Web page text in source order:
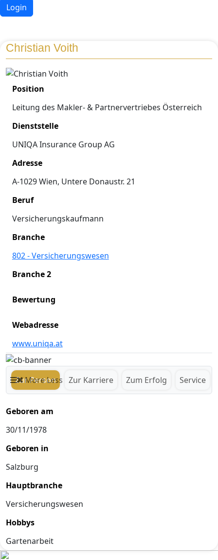
Login
Christian Voith
Position
Leitung des Makler- & Partnervertriebes Österreich
Dienststelle
UNIQA Insurance Group AG
Adresse
A-1029 Wien, Untere Donaustr. 21
Beruf
Versicherungskaufmann
Branche
802 - Versicherungswesen
Branche 2
Bewertung
Webadresse
www.uniqa.at
Zur Person Zur Karriere Zum Erfolg Service
MoreLess
Geboren am
30/11/1978
Geboren in
Salzburg
Hauptbranche
Versicherungswesen
Hobbys
Gartenarbeit